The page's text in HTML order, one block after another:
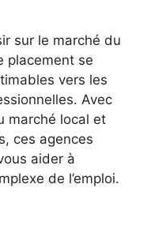
sur le marché du
placement se
vers les
Avec
marché local et
ces agences
aider à
de l’emploi.